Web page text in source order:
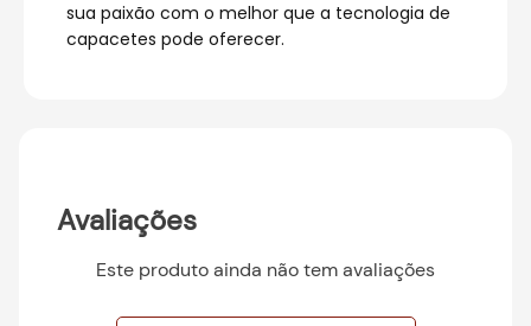
sua paixão com o melhor que a tecnologia de
capacetes pode oferecer.
Avaliações
Este produto ainda não tem avaliações